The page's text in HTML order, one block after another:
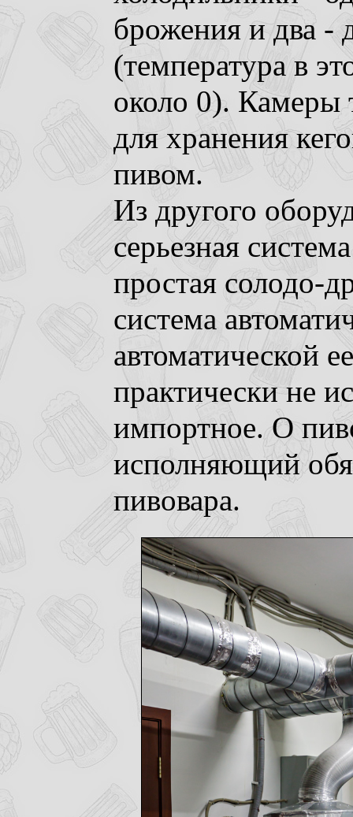
брожения и два -
(температура в
около 0). Камеры
для хранения
пивом.
Из другого
серьезная
простая солодо-
система
автоматической
практически не
импортное. О
исполняющий
пивовара.